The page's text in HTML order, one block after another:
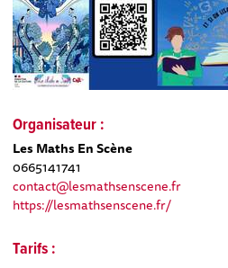
Organisateur :
Les Maths En Scène
0665141741
contact@lesmathsenscene.fr
https://lesmathsenscene.fr/
Tarifs :